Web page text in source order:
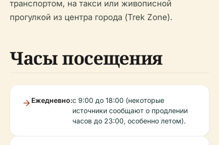
транспортом, на такси или живописной
прогулкой из центра города (Trek Zone).
Часы посещения
Ежедневно:с 9:00 до 18:00 (некоторые
источники сообщают о продлении
часов до 23:00, особенно летом).